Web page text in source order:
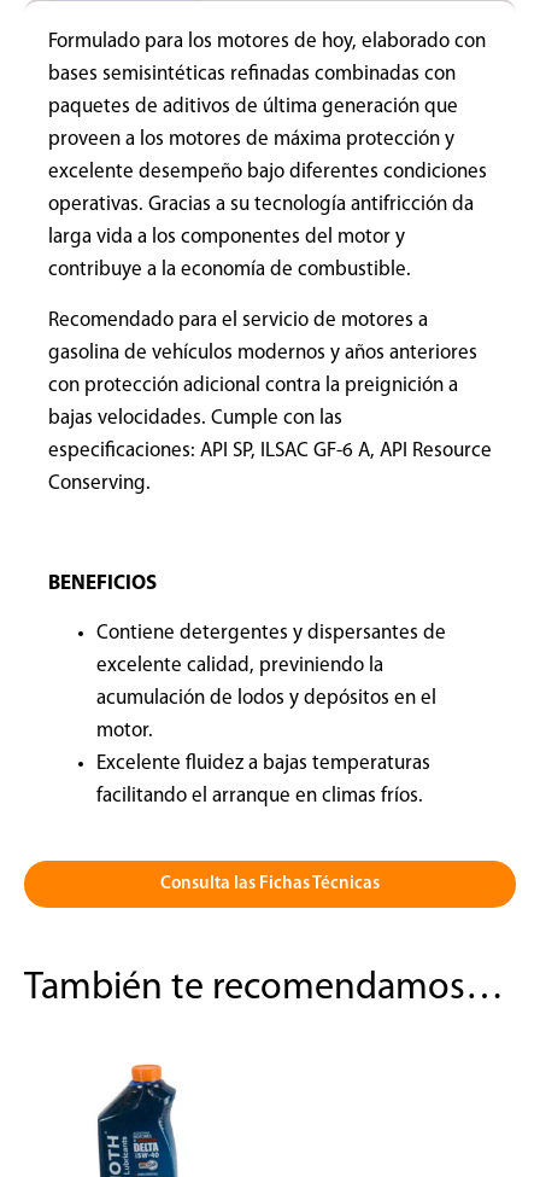
Formulado para los motores de hoy, elaborado con
bases semisintéticas refinadas combinadas con
paquetes de aditivos de última generación que
proveen a los motores de máxima protección y
excelente desempeño bajo diferentes condiciones
operativas. Gracias a su tecnología antifricción da
larga vida a los componentes del motor y
contribuye a la economía de combustible.
Recomendado para el servicio de motores a
gasolina de vehículos modernos y años anteriores
con protección adicional contra la preignición a
bajas velocidades. Cumple con las
especificaciones: API SP, ILSAC GF-6 A, API Resource
Conserving.
BENEFICIOS
Contiene detergentes y dispersantes de
excelente calidad, previniendo la
acumulación de lodos y depósitos en el
motor.
Excelente fluidez a bajas temperaturas
facilitando el arranque en climas fríos.
Consulta las Fichas Técnicas
También te recomendamos…